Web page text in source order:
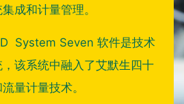
成和计量管理。
System Seven 软件是技术
该系统中融入了艾默生四十
量计量技术。